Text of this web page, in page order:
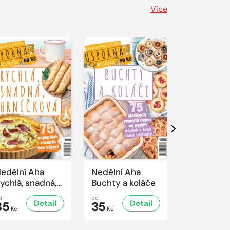
Více
Aha
snadná,
hrníčková
Kč
Detail
Nedělní Aha
Buchty a koláče
od
35 Kč
Detail
Další